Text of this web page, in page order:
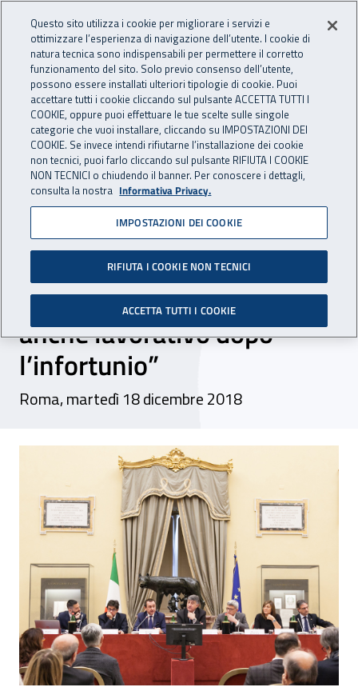
INAIL - Istituto Nazionale
Apri cerca
Navigazione principale
Navigazione - Ti trovi in:
Home Inail comunica Eventi
18 dicembre 2018
Convegno - “Chiudere il
cerchio. Come dare
effettività al reinserimento
anche lavorativo dopo
l’infortunio”
Roma, martedì 18 dicembre 2018
Convegno - “Chiudere il cerchio.
Questo sito utilizza i cookie per migliorare i servizi e
ottimizzare l’esperienza di navigazione dell’utente. I cookie di
natura tecnica sono indispensabili per permettere il corretto
funzionamento del sito. Solo previo consenso dell’utente,
possono essere installati ulteriori tipologie di cookie. Puoi
accettare tutti i cookie cliccando sul pulsante ACCETTA TUTTI I
COOKIE, oppure puoi effettuare le tue scelte sulle singole
categorie che vuoi installare, cliccando su IMPOSTAZIONI DEI
COOKIE. Se invece intendi rifiutarne l’installazione dei cookie
non tecnici, puoi farlo cliccando sul pulsante RIFIUTA I COOKIE
NON TECNICI o chiudendo il banner. Per conoscere i dettagli,
consulta la nostra Informativa Privacy.
IMPOSTAZIONI DEI COOKIE
RIFIUTA I COOKIE NON TECNICI
ACCETTA TUTTI I COOKIE